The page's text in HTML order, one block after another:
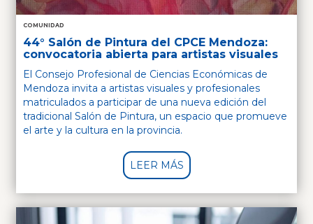
COMUNIDAD
44° Salón de Pintura del CPCE Mendoza:
convocatoria abierta para artistas visuales
El Consejo Profesional de Ciencias Económicas de
Mendoza invita a artistas visuales y profesionales
matriculados a participar de una nueva edición del
tradicional Salón de Pintura, un espacio que promueve
el arte y la cultura en la provincia.
LEER MÁS